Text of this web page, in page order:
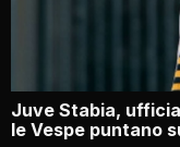
Juve Stabia,
le Vespe puntano